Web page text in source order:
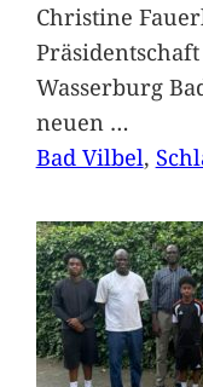
Christine
Wasserburg
neuen …
Bad Vilbel,